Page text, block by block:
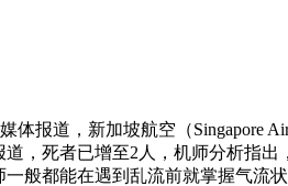
报道，新加坡航空（Singapore
，死者已增至2人，机师分析指
在遇到乱流前就掌握气流状况